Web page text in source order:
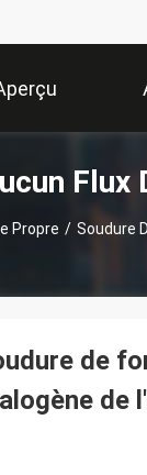
Flux
Propre / Soudure
de
de